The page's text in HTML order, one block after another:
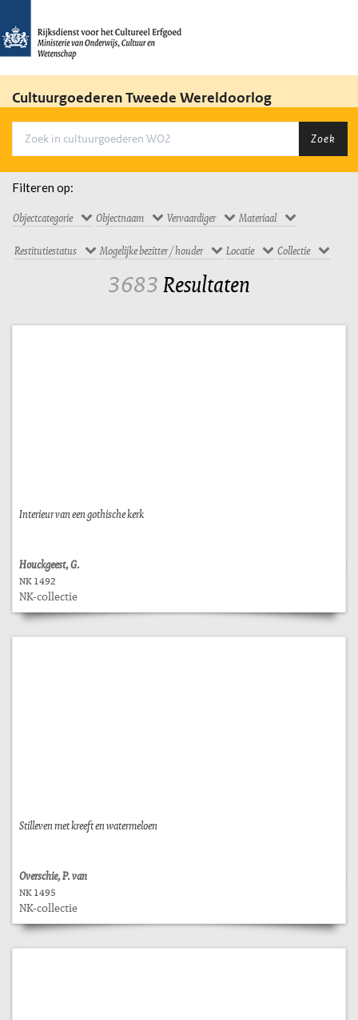
Cultuurgoederen Tweede Wereldoorlog
Zoek
Filteren op:
Objectcategorie Objectnaam Vervaardiger Materiaal
Restitutiestatus Mogelijke bezitter / houder Locatie Collectie
3683Resultaten
Interieur van een gothische kerk
Houckgeest, G.
NK 1492
NK-collectie
Stilleven met kreeft en watermeloen
Overschie, P. van
NK 1495
NK-collectie